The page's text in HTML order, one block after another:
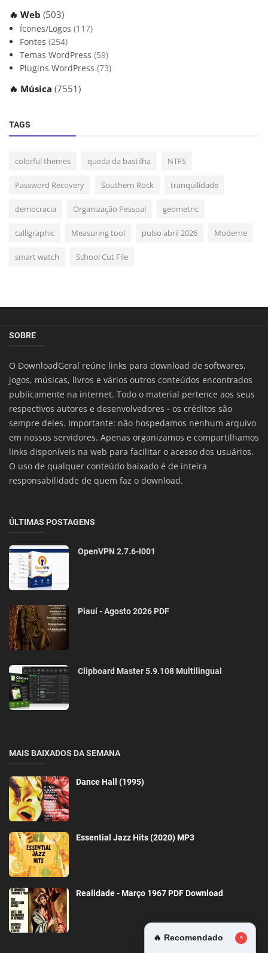
🔥 Web (503)
Ícones/Logos (117)
Fontes (254)
Temas WordPress (59)
Plugins WordPress (73)
🔥 Música (7551)
TAGS
colorful themes queda da bastilha NTFS
Password Recovery Southern Rock tranquilidade
democracia Organização Pessoal geometric
calligraphic Measuring tool pulso abril 2026 Moderne
smart watch School Cut File
SOBRE
O DownloadGeral reúne links para download de softwares,
jogos, músicas, livros e vários outros conteúdos encontrados
publicamente na internet. Todo o material pertence aos seus
respectivos autores e desenvolvedores - os créditos são
sempre deles. Importante: não hospedamos nenhum arquivo
em nossos servidores. Apenas organizamos e compartilhamos
links disponíveis na web para facilitar o acesso dos usuários.
O uso de qualquer conteúdo baixado é de inteira
responsabilidade de quem faz o download.
ÚLTIMAS POSTAGENS
OpenVPN 2.7.6-I001
Piauí - Agosto 2026 PDF
Clipboard Master 5.9.108 Multilingual
MAIS BAIXADOS DA SEMANA
Dance Hall (1995)
Essential Jazz Hits (2020) MP3
Realidade - Março 1967 PDF Download
🔥 Recomendado ×